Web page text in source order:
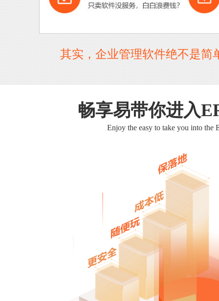
其实，企业管理软件绝不是
畅享易带你进入
Enjoy the easy to take you into the